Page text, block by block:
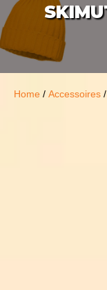
Home / Accessoires /